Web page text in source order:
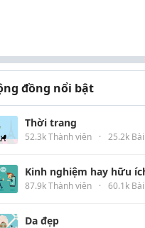
đồng nổi bật
Thời trang
52.3k Thành viên · 25.2k
Kinh nghiệm hay hữu
87.9k Thành viên · 60.1k
Da đẹp